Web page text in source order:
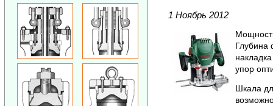
1 Ноябрь 2012
Глубина
упор
Шкала